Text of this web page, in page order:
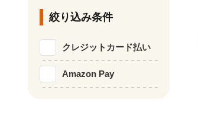
絞り込み条件
クレジットカード払い
Amazon Pay